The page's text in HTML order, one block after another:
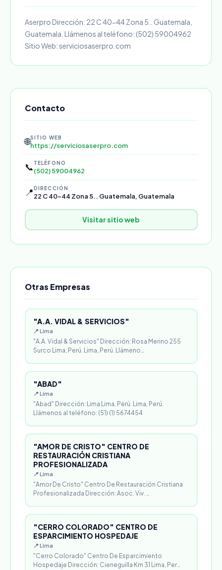
Aserpro Dirección: 22 C 40-44 Zona 5.. Guatemala,
Guatemala. Llámenos al teléfono: (502) 59004962
Sitio Web: serviciosaserpro.com
Contacto
🌐SITIO WEB
https://serviciosaserpro.com
📞 TELÉFONO
(502) 59004962
📍DIRECCIÓN
22 C 40-44 Zona 5.. Guatemala, Guatemala
Visitar sitio web
Otras Empresas
"A.A. VIDAL & SERVICIOS"
📍 Lima
"A.A. Vidal & Servicios" Dirección: Rosa Merino 255
Surco Lima, Perú. Lima, Perú. Llámeno…
"ABAD"
📍 Lima
"Abad" Dirección: Lima Lima, Perú. Lima, Perú.
Llámenos al teléfono: (51) (1) 5674454
"AMOR DE CRISTO" CENTRO DE
RESTAURACIÓN CRISTIANA
PROFESIONALIZADA
📍 Lima
"Amor De Cristo" Centro De Restauración Cristiana
Profesionalizada Dirección: Asoc. Viv. …
"CERRO COLORADO" CENTRO DE
ESPARCIMIENTO HOSPEDAJE
📍 Lima
"Cerro Colorado" Centro De Esparcimiento
Hospedaje Dirección: Cieneguilla Km 31 Lima, Per…